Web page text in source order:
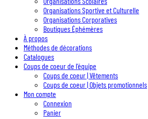
Organisations Sportive et Culturelle
Organisations Corporatives
Boutiques Éphémères
À propos
Méthodes de décorations
Catalogues
Coups de coeur de l’équipe
Coups de coeur | Vêtements
Coups de coeur | Objets promotionnels
Mon compte
Connexion
Panier